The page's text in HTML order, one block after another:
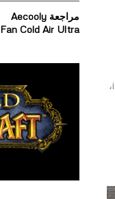
لقد قطع الهاتف الذكي شوطًا طويلًا على مدار الخمسة عشر عامًا الماضية، حيث تعود جذور الهاتف الذكي إلى ما قبل أول هاتف iPhone،
مراجعة Aecooly
Cold Air Ultra